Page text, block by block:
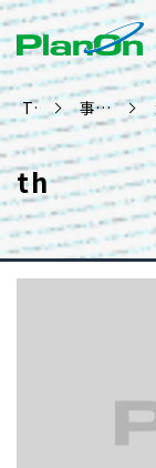
TOP 事業案内
th